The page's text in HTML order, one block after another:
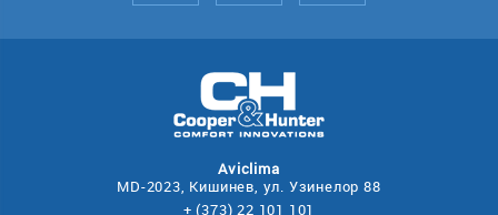
Aviclima
MD-2023, Кишинев, ул. Узинелор 88
+ (373) 22 101 101